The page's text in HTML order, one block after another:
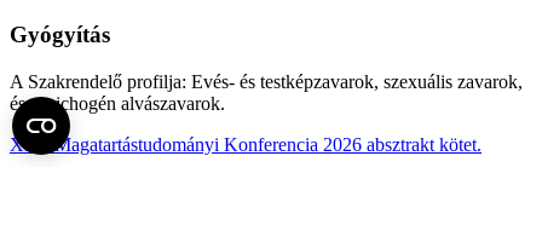
Gyógyítás
A Szakrendelő profilja: Evés- és testképzavarok, szexuális zavarok,
és pszichogén alvászavarok.
XIX. Magatartástudományi Konferencia 2026 absztrakt kötet.